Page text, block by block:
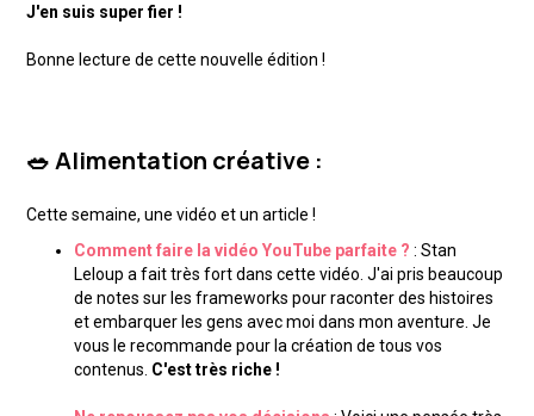
J'en suis super fier !
Bonne lecture de cette nouvelle édition !
🥗 Alimentation créative :
Cette semaine, une vidéo et un article !
Comment faire la vidéo YouTube parfaite ?: Stan
Leloup a fait très fort dans cette vidéo. J'ai pris beaucoup
de notes sur les frameworks pour raconter des histoires
et embarquer les gens avec moi dans mon aventure. Je
vous le recommande pour la création de tous vos
contenus. C'est très riche !